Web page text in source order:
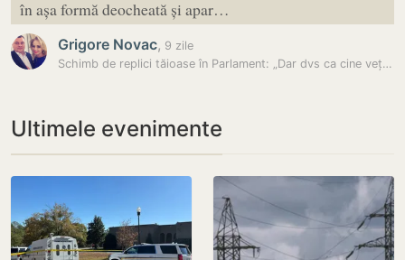
în așa formă deocheată și apar…
Grigore Novac, 9 zile
Schimb de replici tăioase în Parlament: „Dar dvs ca cine veți ieși la…
Ultimele evenimente